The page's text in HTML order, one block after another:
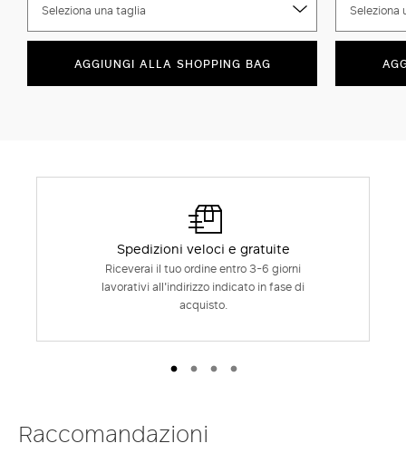
Seleziona una taglia
AGGIUNGI ALLA SHOPPING BAG
Seleziona
Spedizioni veloci e gratuite
Riceverai il tuo ordine entro 3-6 giorni
lavorativi all'indirizzo indicato in fase di
acquisto.
Raccomandazioni